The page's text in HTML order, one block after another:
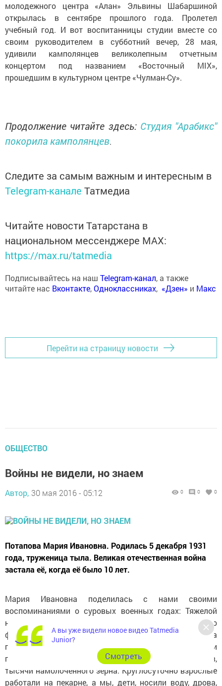
молодежного центра «Алан» Эльвины Шабаршиной
открылась в сентябре прошлого года. Пролетел
учебный год. И вот воспитанницы студии вместе со
своим руководителем в субботний вечер, 28 мая,
удивили камполянцев великолепным отчетным
концертом под названием «Восточный MIX»,
прошедшим в культурном центре «Чулман-Су».
Продолжение читайте здесь: Студия "Арабикс"
покорила камполянцев.
Следите за самым важным и интересным в
Telegram-канале Татмедиа
Читайте новости Татарстана в
национальном мессенджере MАХ:
https://max.ru/tatmedia
Подписывайтесь на наш Telegram-канал, а также
читайте нас Вконтакте,Одноклассниках, «Дзен» и Макс
Перейти на страницу новости
ОБЩЕСТВО
Войны не видели, но знаем
Автор, 30 мая 2016 - 05:12 0 0 0
Потапова Мария Ивановна. Родилась 5 декабря 1931
года, труженица тыла. Великая отечественная война
застала её, когда её было 10 лет.
Мария Ивановна поделилась с нами своими
воспоминаниями о суровых военных годах: Тяжелой
ношей легли на детские плечи заботы трудового
фронта. Очень трудными были нормы выработки на
полях, где трудились мальчишки и девчонки, тысячи
гектаров скошенного хлеба, тысячи связанных снопов,
тысячи намолоченного зерна. Круглосуточно взрослые
работали на пекарне, а мы, дети, носили воду, дрова,
А вы уже видели новое видео Tatmedia
Junior?
Cмотреть